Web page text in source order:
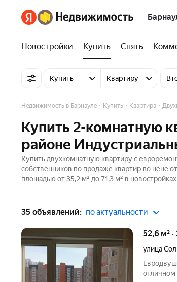
Новостройки Купить Снять
Купить Квартиру
Недвижимость в Барнауле Купить Квартира
Купить 2-комнатную
районе
Купить двухкомнатную квартиру с
собственников по продаже квартир по цене
площадью от 35,2 м² до 71,3 м² в
35 объявлений: по актуальности
52,6 м²
улица
отличном